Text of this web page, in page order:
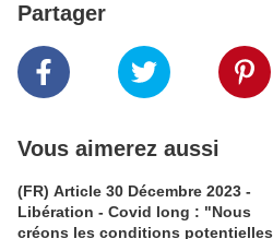
Partager
Vous aimerez aussi
(FR) Article 30 Décembre 2023 -
Libération - Covid long : "Nous
créons les conditions potentielles